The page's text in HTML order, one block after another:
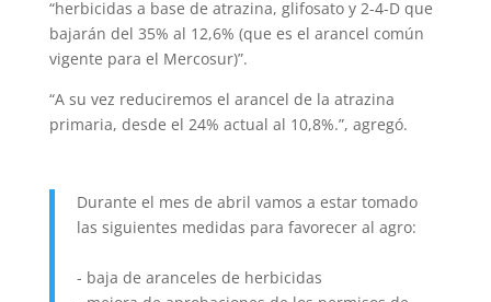
“herbicidas a base de atrazina, glifosato y 2-4-D que
bajarán del 35% al 12,6% (que es el arancel común
vigente para el Mercosur)”.
“A su vez reduciremos el arancel de la atrazina
primaria, desde el 24% actual al 10,8%.”, agregó.
Durante el mes de abril vamos a estar tomado
las siguientes medidas para favorecer al agro:
- baja de aranceles de herbicidas